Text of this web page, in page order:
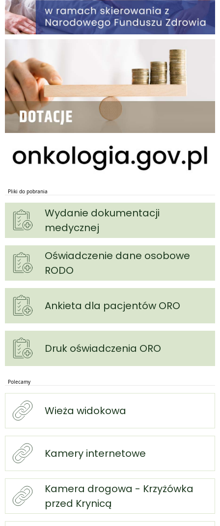
Pliki do pobrania
Wydanie dokumentacji
medycznej
Oświadczenie dane osobowe
RODO
Ankieta dla pacjentów ORO
Druk oświadczenia ORO
Polecamy
Wieża widokowa
Kamery internetowe
Kamera drogowa - Krzyżówka
przed Krynicą